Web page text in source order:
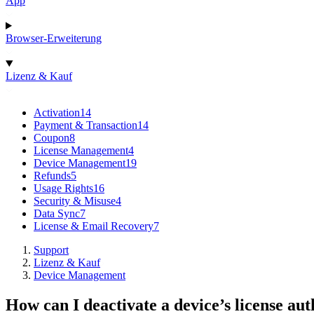
Browser-Erweiterung
Lizenz & Kauf
Activation14
Payment & Transaction14
Coupon8
License Management4
Device Management19
Refunds5
Usage Rights16
Security & Misuse4
Data Sync7
License & Email Recovery7
Support
Lizenz & Kauf
Device Management
How can I deactivate a device’s license